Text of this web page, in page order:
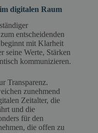
digitalen Raum
entscheidenden
mit Klarheit
seine Werte, Stärken
kommunizieren.
Transparenz.
zunehmend
Zeitalter, die
und die
für den
die offen zu